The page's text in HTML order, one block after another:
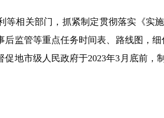
相关部门，抓紧制定贯彻落实《实
监管等重点任务时间表、路线图，
地市级人民政府于2023年3月底前